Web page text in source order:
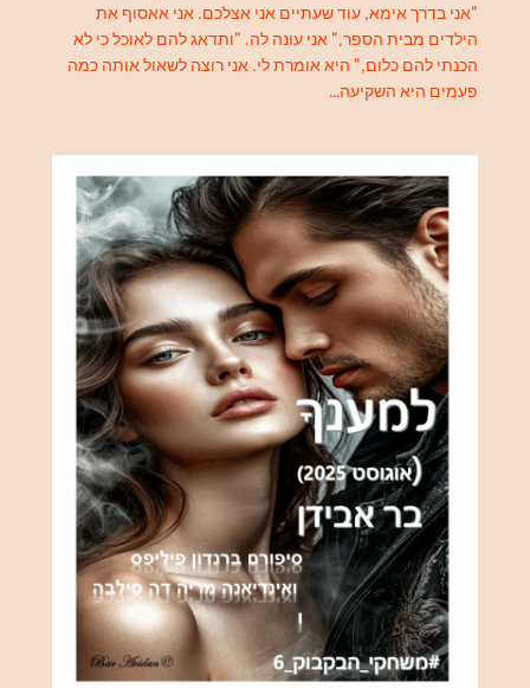
"אני בדרך אימא, עוד שעתיים אני אצלכם. אני אאסוף את
הילדים מבית הספר," אני עונה לה. "ותדאג להם לאוכל כי לא
הכנתי להם כלום," היא אומרת לי. אני רוצה לשאול אותה כמה
פעמים היא השקיעה…